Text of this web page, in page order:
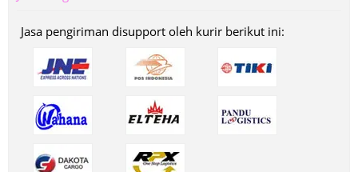
Jasa pengiriman disupport oleh kurir berikut ini: